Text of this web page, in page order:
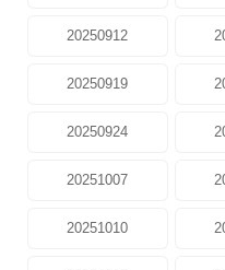
20250912
20250919
20250924
20251007
20251010